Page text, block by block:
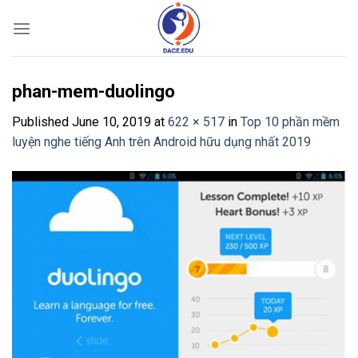
phan-mem-duolingo
Published June 10, 2019 at 622 × 517 in Top 10 phần mềm
luyện nghe tiếng Anh trên Android hữu dụng nhất 2019